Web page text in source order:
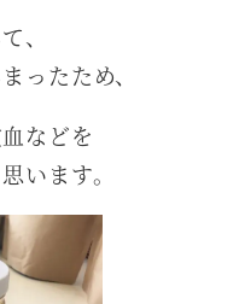
、
ったため、
などを
います。